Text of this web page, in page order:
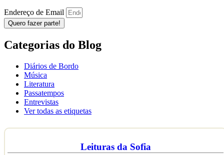
Endereço de Email
Quero fazer parte!
Categorias do Blog
Diários de Bordo
Música
Literatura
Passatempos
Entrevistas
Ver todas as etiquetas
Leituras da Sofia